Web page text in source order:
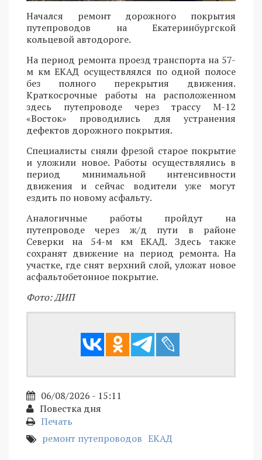
Начался ремонт дорожного покрытия
путепроводов на Екатеринбургской
кольцевой автодороге.
На период ремонта проезд транспорта на 57-
м км ЕКАД осуществлялся по одной полосе
без полного перекрытия движения.
Краткосрочные работы на расположенном
здесь путепроводе через трассу М-12
«Восток» проводились для устранения
дефектов дорожного покрытия.
Специалисты сняли фрезой старое покрытие
и уложили новое. Работы осуществлялись в
период минимальной интенсивности
движения и сейчас водители уже могут
ездить по новому асфальту.
Аналогичные работы пройдут на
путепроводе через ж/д пути в районе
Северки на 54-м км ЕКАД. Здесь также
сохранят движение на период ремонта. На
участке, где снят верхний слой, уложат новое
асфальтобетонное покрытие.
Фото: ДИП
06/08/2026 - 15:11
Повестка дня
Печать
ремонт путепроводов ЕКАД